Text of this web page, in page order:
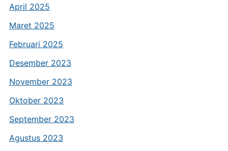
April 2025
Maret 2025
Februari 2025
Desember 2023
November 2023
Oktober 2023
September 2023
Agustus 2023